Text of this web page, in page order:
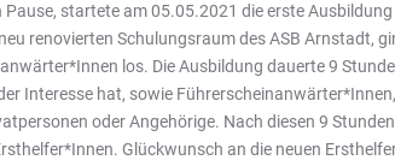
startete am 05.05.2021 die erste
renovierten Schulungsraum des ASB Arnstadt,
los. Die Ausbildung dauerte 9
Interesse hat, sowie
oder Angehörige. Nach diesen 9
Glückwunsch an die neuen